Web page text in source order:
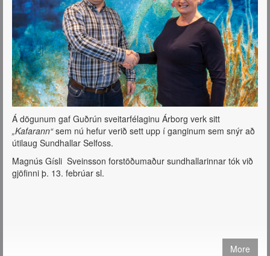
Á dögunum gaf Guðrún sveitarfélaginu Árborg verk sitt
„Kafarann“sem nú hefur verið sett upp í ganginum sem snýr að
útilaug Sundhallar Selfoss.
Magnús Gísli Sveinsson forstöðumaður sundhallarinnar tók við
gjöfinni þ. 13. febrúar sl.
More